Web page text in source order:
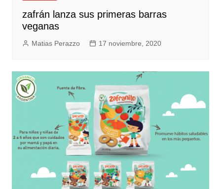
zafrán lanza sus primeras barras
veganas
Matias Perazzo 17 noviembre, 2020